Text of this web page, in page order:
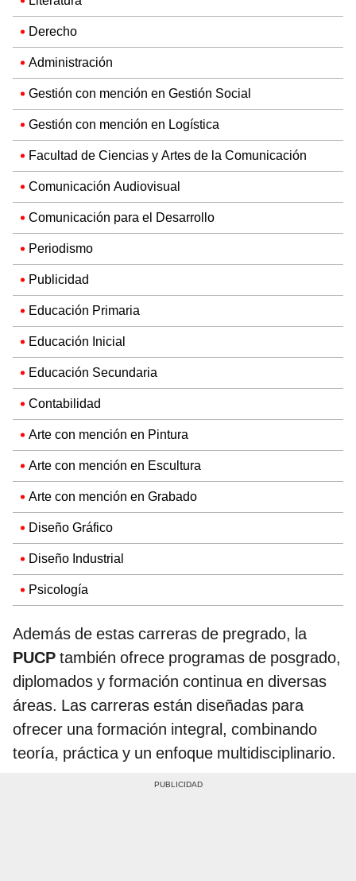
Derecho
Administración
Gestión con mención en Gestión Social
Gestión con mención en Logística
Facultad de Ciencias y Artes de la Comunicación
Comunicación Audiovisual
Comunicación para el Desarrollo
Periodismo
Publicidad
Educación Primaria
Educación Inicial
Educación Secundaria
Contabilidad
Arte con mención en Pintura
Arte con mención en Escultura
Arte con mención en Grabado
Diseño Gráfico
Diseño Industrial
Psicología
Además de estas carreras de pregrado, la
PUCP también ofrece programas de posgrado,
diplomados y formación continua en diversas
áreas. Las carreras están diseñadas para
ofrecer una formación integral, combinando
teoría, práctica y un enfoque multidisciplinario.